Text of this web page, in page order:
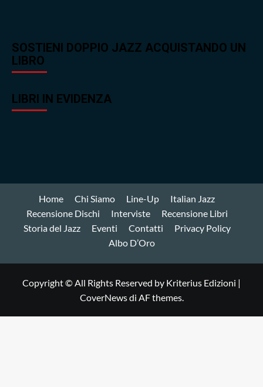
SOSTIENI DOPPIO JAZZ ACQUISTANDO UN
LIBRO
LIBRI IN EVIDENZA
Home Chi Siamo Line-Up
Italian Jazz
Recensione Dischi
Interviste
Recensione Libri
Storia del Jazz
Eventi Contatti
Privacy Policy
Albo D’Oro
Copyright © All Rights Reserved by Kriterius Edizioni |
CoverNewsdi AF themes.